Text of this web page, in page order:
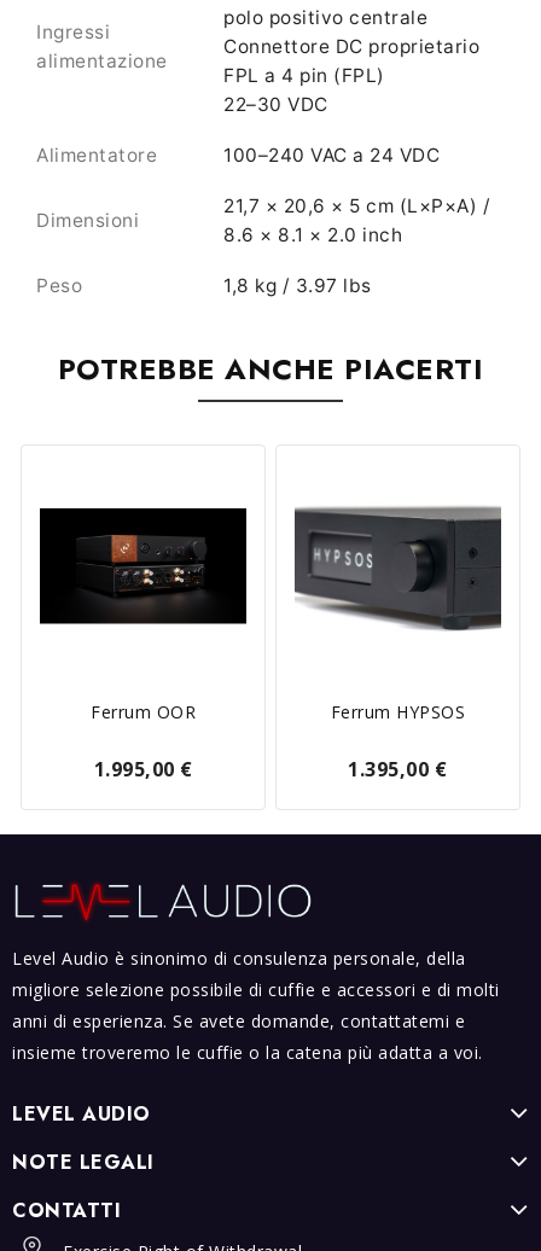
Ingressi
alimentazione
polo positivo centrale
Connettore DC proprietario
FPL a 4 pin (FPL)
22–30 VDC
Alimentatore 100–240 VAC a 24 VDC
Dimensioni
21,7 × 20,6 × 5 cm (L×P×A) /
8.6 × 8.1 × 2.0 inch
Peso 1,8 kg / 3.97 lbs
POTREBBE ANCHE PIACERTI
Ferrum OOR
1.995,00 €
Ferrum HYPSOS
1.395,00 €
Level Audio è sinonimo di consulenza personale, della
migliore selezione possibile di cuffie e accessori e di molti
anni di esperienza. Se avete domande, contattatemi e
insieme troveremo le cuffie o la catena più adatta a voi.
LEVEL AUDIO
NOTE LEGALI
CONTATTI